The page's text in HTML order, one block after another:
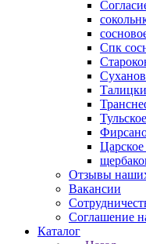
Спк
Царское
Отзывы
Вакансии
Соглашение
Каталог